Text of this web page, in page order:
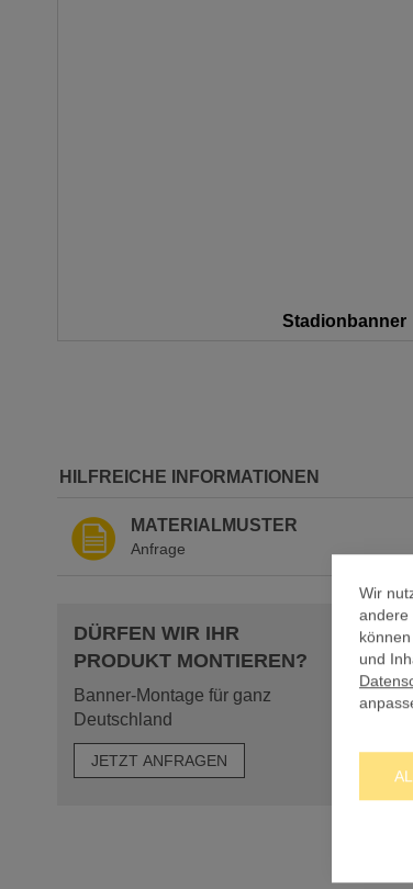
Wir
andere
und
Stadionbanner
Bildergalerie
HILFREICHE INFORMATIONEN
MATERIALMUSTER
Anfrage
DÜRFEN WIR IHR
PRODUKT MONTIEREN?
Banner-Montage für ganz
Deutschland
JETZT ANFRAGEN